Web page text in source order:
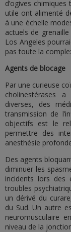
d’ogives
utile ont alimenté
à une échelle
actuels de
Los Angeles
pas toute la
Agents de blocage
Par une curieuse
cholinestérases
diverses, des
transmission de
objectifs est le
permettre des
anesthésie
Des agents
diminuer les
incidents lors des
troubles
un dérivé du
du Sud. Un autre
neuromusculaire
niveau de la